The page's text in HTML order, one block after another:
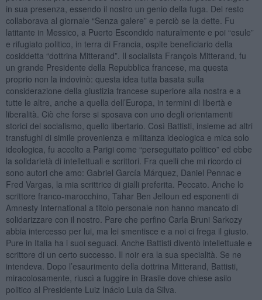
in sua presenza, essendo il nostro un genio della fuga. Del resto
collaborava al giornale “Senza galere” e perciò se la dette. Fu
latitante in Messico, a Puerto Escondido naturalmente e poi “esule”
e rifugiato politico, in terra di Francia, ospite beneficiario della
cosiddetta “dottrina Mitterand”. Il socialista François Mitterand, fu
un grande Presidente della Repubblica francese, ma questa
proprio non la indovinò: questa idea tutta basata sulla
considerazione della giustizia francese superiore alla nostra e a
tutte le altre, anche a quella dell’Europa, in termini di libertà e
liberalità. Ciò che forse si sposava con uno degli orientamenti
storici del socialismo, quello libertario. Così Battisti, insieme ad altri
transfughi di simile provenienza e militanza ideologica e mica solo
ideologica, fu accolto a Parigi come “perseguitato politico” ed ebbe
la solidarietà di intellettuali e scrittori. Fra quelli che mi ricordo ci
sono autori che amo: Gabriel García Márquez, Daniel Pennac e
Fred Vargas, la mia scrittrice di gialli preferita. Peccato. Anche lo
scrittore franco-marocchino, Tahar Ben Jelloun ed esponenti di
Amnesty International a titolo personale non hanno mancato di
solidarizzare con il nostro. Pare che perfino Carla Bruni Sarkozy
abbia intercesso per lui, ma lei smentisce e a noi ci frega il giusto.
Pure in Italia ha i suoi seguaci. Anche Battisti diventò intellettuale e
scrittore di un certo successo. Il noir era la sua specialità. Se ne
intendeva. Dopo l’esaurimento della dottrina Mitterand, Battisti,
miracolosamente, riuscì a fuggire in Brasile dove chiese asilo
politico al Presidente Luiz Inácio Lula da Silva.